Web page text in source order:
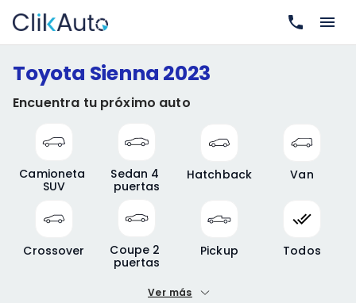
Toyota Sienna 2023
Encuentra tu próximo auto
Camioneta
SUV
Sedan 4
puertas
Hatchback Van
Crossover
Coupe 2
puertas
Pickup Todos
Ver más